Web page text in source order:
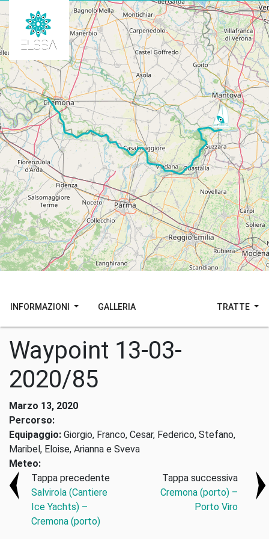
INFORMAZIONI GALLERIA TRATTE
Waypoint 13-03-
2020/85
Marzo 13, 2020
Percorso:
Equipaggio: Giorgio, Franco, Cesar, Federico, Stefano,
Maribel, Eloise, Arianna e Sveva
Meteo:
Tappa precedente
Salvirola (Cantiere
Ice Yachts) –
Cremona (porto)
Tappa successiva
Cremona (porto) –
Porto Viro